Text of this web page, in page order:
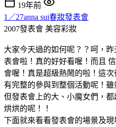
19年前
1／27anna sui春妝發表會
2007發表會 美容彩妝
大家今天過的如何呢？？呵，
表會啦！真的好好看喔！而且
會喔！真是超級熱鬧的啦！這
有完整的參與到整個活動呢！
但發表會上的大、小魔女們，
烘烘的呢！！
下面就來看看發表會的場景及